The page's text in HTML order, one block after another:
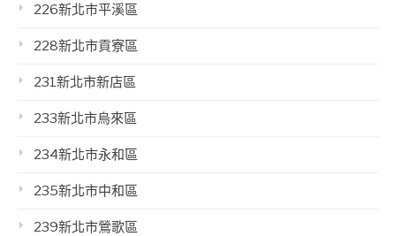
226新北市平溪區
228新北市貢寮區
231新北市新店區
233新北市烏來區
234新北市永和區
235新北市中和區
239新北市鶯歌區